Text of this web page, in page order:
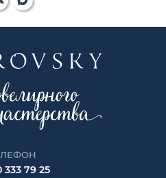
333 79 25